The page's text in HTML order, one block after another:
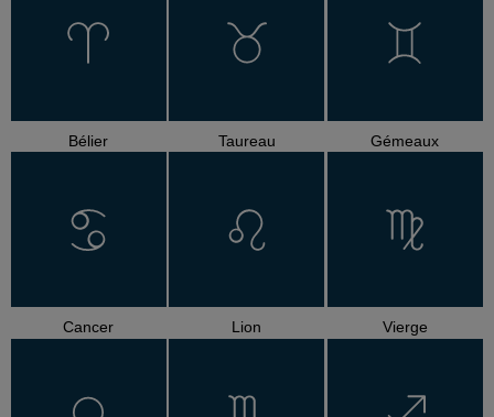
Bélier Taureau Gémeaux
Cancer Lion Vierge